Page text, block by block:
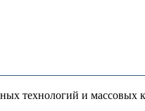
технологий и массовых